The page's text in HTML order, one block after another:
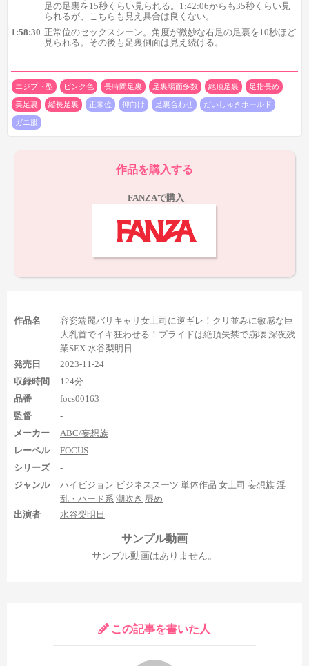
せんが、今後の作品ではぜひとも真正面からガッツリ拝見したい
足裏ですね。
いしゅきホールドの足裏は1:40:54から15秒ほど＆1:42:06から35秒
くらい、正常位の足裏は1:58:30から右足の足裏を10秒ほど見られ
ます。ただし、どちらも足裏の見え具合があまり良くないので、
見応えは微妙です。
という訳で、部下から復讐セックスされちゃう女上司として登
で仰向け拘束シーンの足裏なので、ボーイッシュ女子の美足裏が
足の足裏を15秒くらい見られる。1:42:06からも35秒くらい見
られるが、こちらも見え具合は良くない。
1:58:30 正常位のセックスシーン。角度が微妙な右足の足裏を10秒ほど
見られる。その後も足裏側面は見え続ける。
エジプト型 ピンク色 長時間足裏 足裏場面多数 絶頂足裏 足指長め
美足裏 縦長足裏 正常位 仰向け 足裏合わせ だいしゅきホールド
ガニ股
作品を購入する
FANZAで購入
作品名
容姿端麗バリキャリ女上司に逆ギレ！クリ並みに敏感な巨
大乳首でイキ狂わせる！プライドは絶頂失禁で崩壊 深夜残
業SEX 水谷梨明日
発売日
2023-11-24
収録時間
124分
品番
focs00163
監督
-
メーカー
ABC/妄想族
レーベル
FOCUS
シリーズ
-
ジャンル
ハイビジョン ビジネススーツ 単体作品 女上司 妄想族 淫
乱・ハード系 潮吹き 辱め
出演者
水谷梨明日
サンプル動画
サンプル動画はありません。
この記事を書いた人